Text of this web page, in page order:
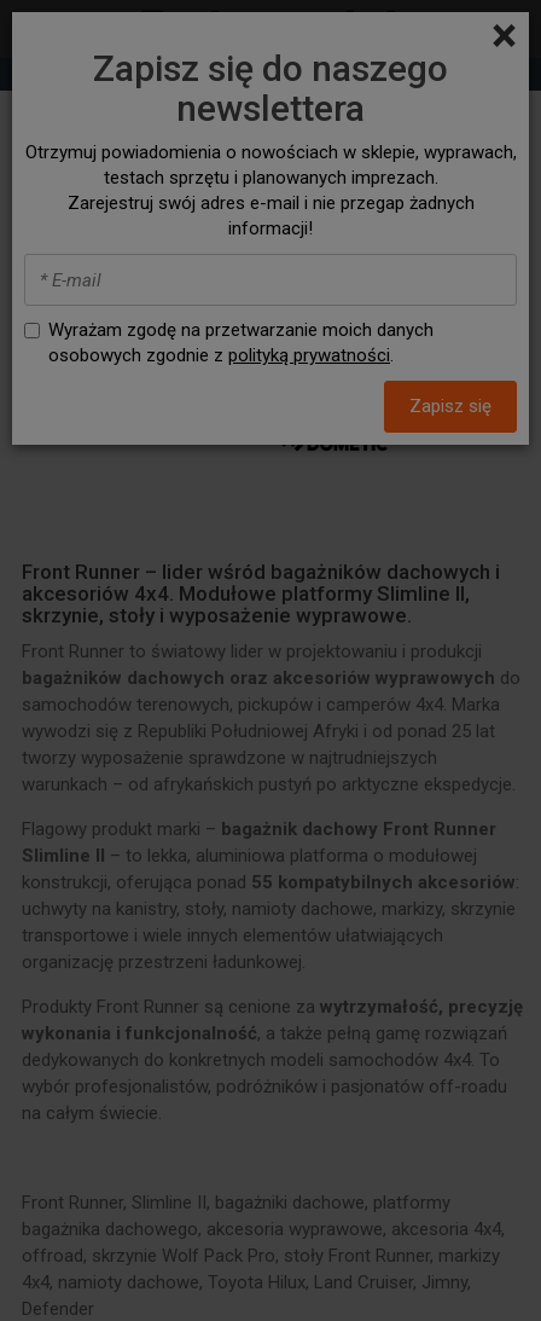
×
Zapisz się do naszego
newslettera
Otrzymuj powiadomienia o nowościach w sklepie, wyprawach,
testach sprzętu i planowanych imprezach.
Zarejestruj swój adres e-mail i nie przegap żadnych
informacji!
Wyrażam zgodę na przetwarzanie moich danych
osobowych zgodnie z polityką prywatności.
Zapisz się
+48 530 932 305 sklep@bezasfaltu4x4.com
FRONT RUNNER - bagażniki
dachowe i akcesoria
wyprawowe 4x4
Front Runner – lider wśród bagażników dachowych i
akcesoriów 4x4. Modułowe platformy Slimline II,
skrzynie, stoły i wyposażenie wyprawowe.
Front Runner to światowy lider w projektowaniu i produkcji
bagażników dachowych oraz akcesoriów wyprawowych do
samochodów terenowych, pickupów i camperów 4x4. Marka
wywodzi się z Republiki Południowej Afryki i od ponad 25 lat
tworzy wyposażenie sprawdzone w najtrudniejszych
warunkach – od afrykańskich pustyń po arktyczne ekspedycje.
Flagowy produkt marki – bagażnik dachowy Front Runner
Slimline II – to lekka, aluminiowa platforma o modułowej
konstrukcji, oferująca ponad 55 kompatybilnych akcesoriów:
uchwyty na kanistry, stoły, namioty dachowe, markizy, skrzynie
transportowe i wiele innych elementów ułatwiających
organizację przestrzeni ładunkowej.
Produkty Front Runner są cenione za wytrzymałość, precyzję
wykonania i funkcjonalność, a także pełną gamę rozwiązań
dedykowanych do konkretnych modeli samochodów 4x4. To
wybór profesjonalistów, podróżników i pasjonatów off-roadu
na całym świecie.
Front Runner, Slimline II, bagażniki dachowe, platformy
bagażnika dachowego, akcesoria wyprawowe, akcesoria 4x4,
offroad, skrzynie Wolf Pack Pro, stoły Front Runner, markizy
4x4, namioty dachowe, Toyota Hilux, Land Cruiser, Jimny,
Defender